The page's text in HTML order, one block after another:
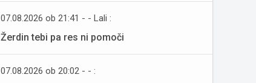
07.08.2026 ob 21:41 - - Lali :
Žerdin tebi pa res ni pomoči
07.08.2026 ob 20:02 - - :